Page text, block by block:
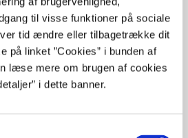
til visse funktioner på sociale
tid ændre eller tilbagetrække dit
på linket ”Cookies” i bunden af
læse mere om brugen af cookies
i dette banner.